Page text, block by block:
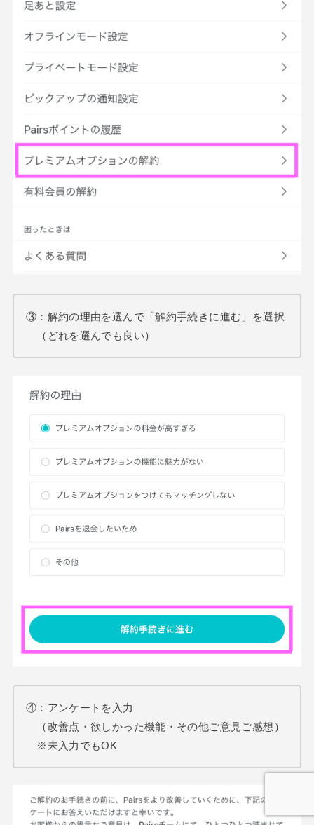
③：解約の理由を選んで「解約手続きに進む」を選択
（どれを選んでも良い）
④：アンケートを入力
（改善点・欲しかった機能・その他ご意見ご感想）
※未入力でもOK